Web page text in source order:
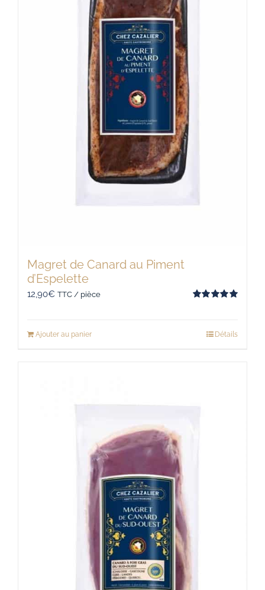
Magret de Canard au Piment
d’Espelette
12,90€ TTC / pièce
Ajouter au panier Détails